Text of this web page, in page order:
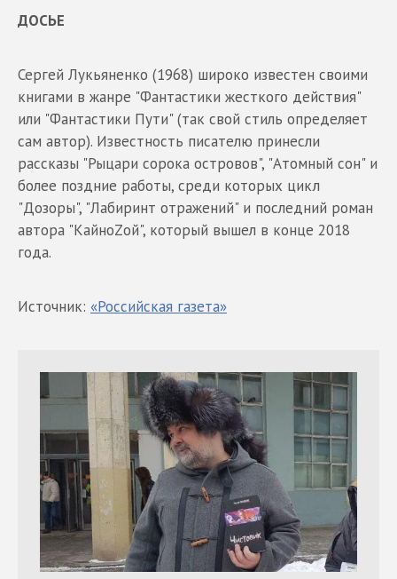
ДОСЬЕ
Сергей Лукьяненко (1968) широко известен своими
книгами в жанре "Фантастики жесткого действия"
или "Фантастики Пути" (так свой стиль определяет
сам автор). Известность писателю принесли
рассказы "Рыцари сорока островов", "Атомный сон" и
более поздние работы, среди которых цикл
"Дозоры", "Лабиринт отражений" и последний роман
автора "КайноZой", который вышел в конце 2018
года.
Источник: «Российская газета»